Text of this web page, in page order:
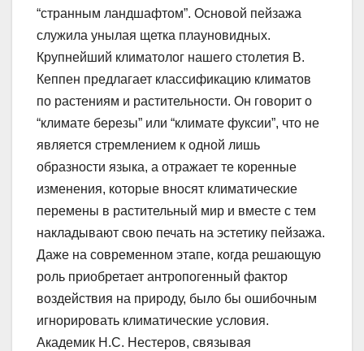
“странным ландшафтом”. Основой пейзажа
служила унылая щетка плауновидных.
Крупнейший климатолог нашего столетия В.
Кеппен предлагает классификацию климатов
по растениям и растительности. Он говорит о
“климате березы” или “климате фуксии”, что не
является стремлением к одной лишь
образности языка, а отражает те коренные
изменения, которые вносят климатические
перемены в растительный мир и вместе с тем
накладывают свою печать на эстетику пейзажа.
Даже на современном этапе, когда решающую
роль приобретает антропогенный фактор
воздействия на природу, было бы ошибочным
игнорировать климатические условия.
Академик Н.С. Нестеров, связывая